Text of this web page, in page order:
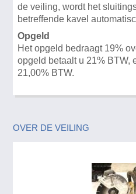
de veiling, wordt het
betreffende kavel
Opgeld
Het opgeld bedraagt 19%
opgeld betaalt u 21% BTW,
21,00% BTW.
OVER DE VEILING